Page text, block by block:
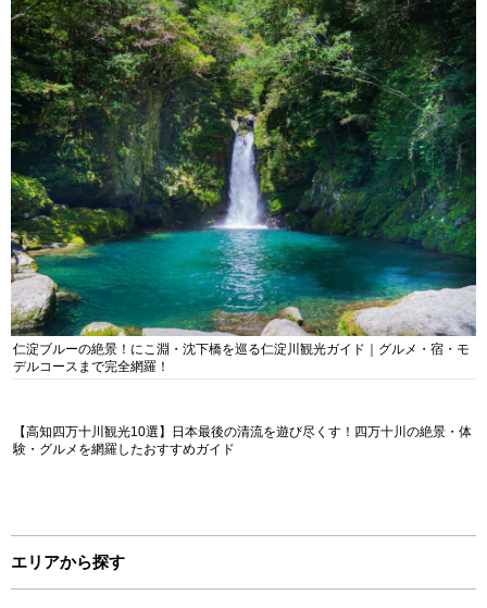
仁淀ブルーの絶景！にこ淵・沈下橋を巡る仁淀川観光ガイド｜グルメ・宿・モ
デルコースまで完全網羅！
【高知四万十川観光10選】日本最後の清流を遊び尽くす！四万十川の絶景・体
験・グルメを網羅したおすすめガイド
エリアから探す